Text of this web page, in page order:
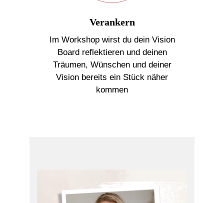
Verankern
Im Workshop wirst du dein Vision
Board reflektieren und deinen
Träumen, Wünschen und deiner
Vision bereits ein Stück näher
kommen